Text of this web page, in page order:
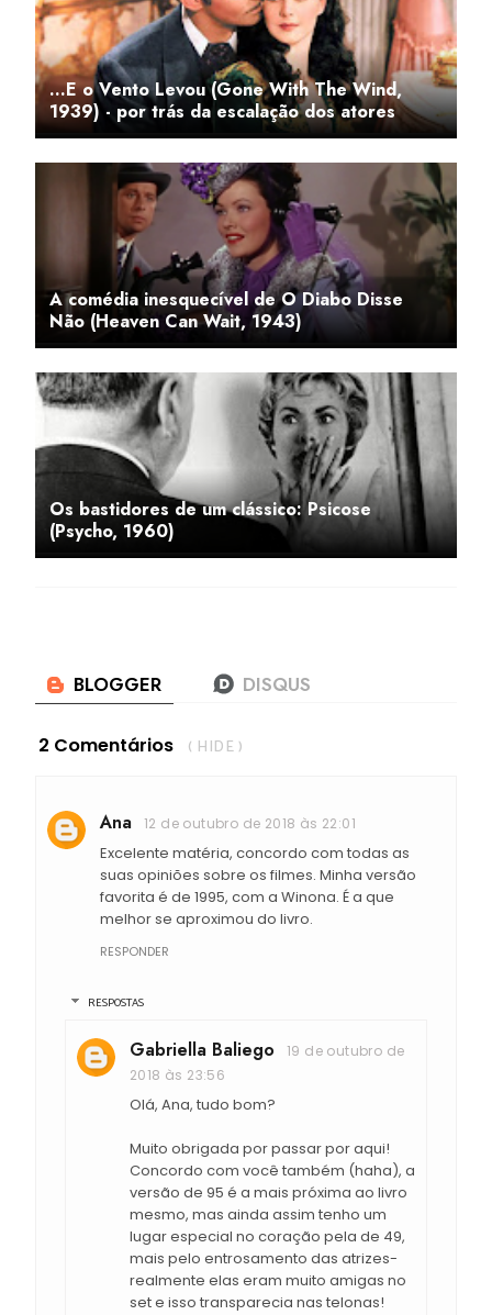
...E o Vento Levou (Gone With The Wind,
1939) - por trás da escalação dos atores
A comédia inesquecível de O Diabo Disse
Não (Heaven Can Wait, 1943)
Os bastidores de um clássico: Psicose
(Psycho, 1960)
2 Comentários ( HIDE )
Ana 12 de outubro de 2018 às 22:01
Excelente matéria, concordo com todas as
suas opiniões sobre os filmes. Minha versão
favorita é de 1995, com a Winona. É a que
melhor se aproximou do livro.
RESPONDER
RESPOSTAS
Gabriella Baliego
19 de outubro de
2018 às 23:56
Olá, Ana, tudo bom?
Muito obrigada por passar por aqui!
Concordo com você também (haha), a
versão de 95 é a mais próxima ao livro
mesmo, mas ainda assim tenho um
lugar especial no coração pela de 49,
mais pelo entrosamento das atrizes-
realmente elas eram muito amigas no
set e isso transparecia nas telonas!